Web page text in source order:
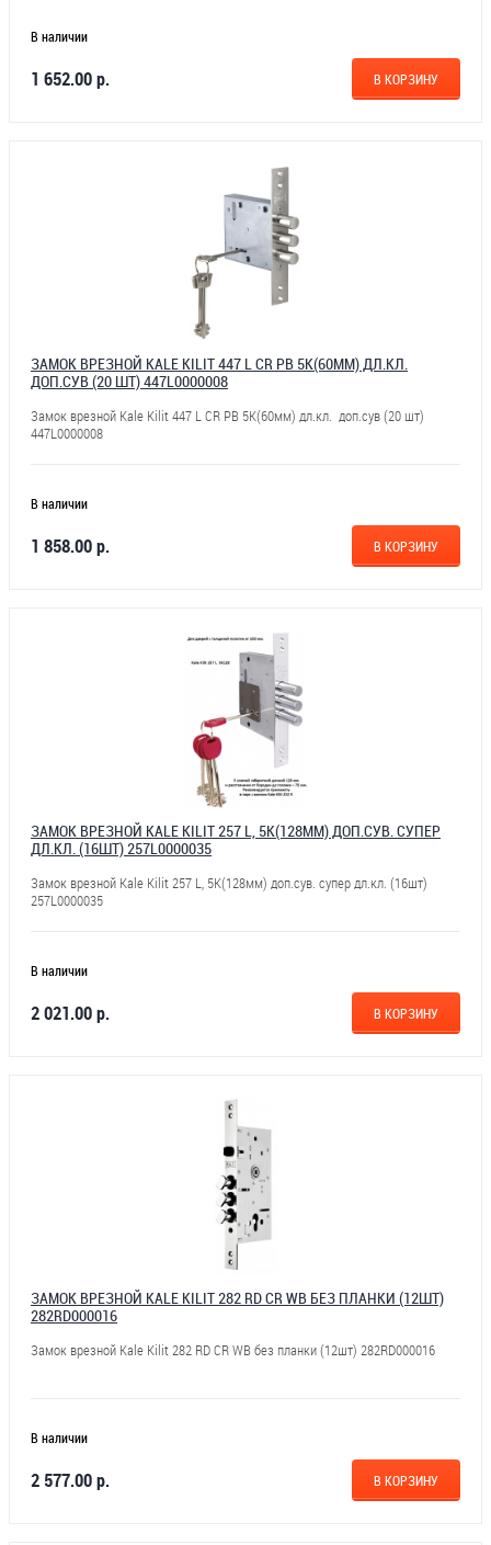
В наличии
1 652.00 р. В КОРЗИНУ
ЗАМОК ВРЕЗНОЙ KALE KILIT 447 L CR PB 5К(60ММ) ДЛ.КЛ.
ДОП.СУВ (20 ШТ) 447L0000008
Замок врезной Kale Kilit 447 L CR PB 5К(60мм) дл.кл. доп.сув (20 шт)
447L0000008
В наличии
1 858.00 р. В КОРЗИНУ
ЗАМОК ВРЕЗНОЙ KALE KILIT 257 L, 5К(128ММ) ДОП.СУВ. СУПЕР
ДЛ.КЛ. (16ШТ) 257L0000035
Замок врезной Kale Kilit 257 L, 5К(128мм) доп.сув. супер дл.кл. (16шт)
257L0000035
В наличии
2 021.00 р. В КОРЗИНУ
ЗАМОК ВРЕЗНОЙ KALE KILIT 282 RD CR WB БЕЗ ПЛАНКИ (12ШТ)
282RD000016
Замок врезной Kale Kilit 282 RD CR WB без планки (12шт) 282RD000016
В наличии
2 577.00 р. В КОРЗИНУ